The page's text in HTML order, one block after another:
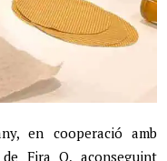
en cooperació amb
Fira Q, aconseguint